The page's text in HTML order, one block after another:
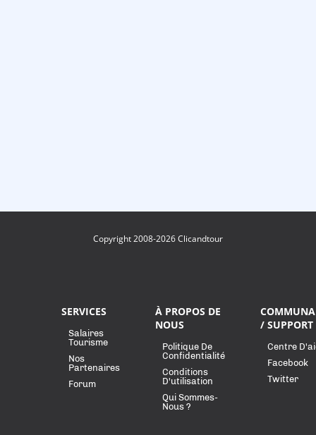
Copyright 2008-2026 Clicandtour
SERVICES
Salaires
Tourisme
Nos
Partenaires
Forum
À PROPOS DE
NOUS
Politique De
Confidentialité
Conditions
D'utilisation
Qui Sommes-
Nous ?
/ SUPPORT
Centre
Facebook
Twitter